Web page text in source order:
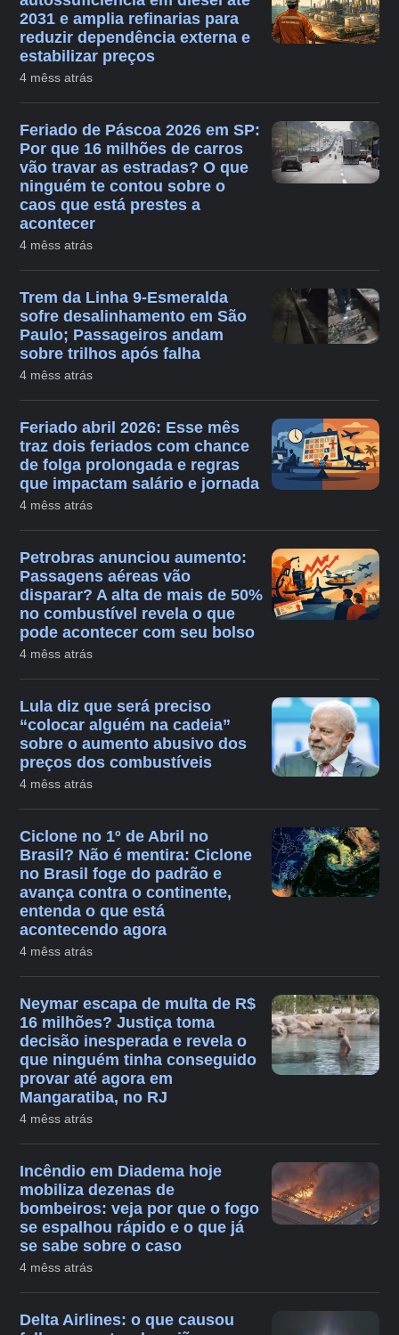
2031 e amplia refinarias para
reduzir dependência externa e
estabilizar preços
4 mêss atrás
Feriado de Páscoa 2026 em SP:
Por que 16 milhões de carros
vão travar as estradas? O que
ninguém te contou sobre o
caos que está prestes a
acontecer
4 mêss atrás
Trem da Linha 9-Esmeralda
sofre desalinhamento em São
Paulo; Passageiros andam
sobre trilhos após falha
4 mêss atrás
Feriado abril 2026: Esse mês
traz dois feriados com chance
de folga prolongada e regras
que impactam salário e jornada
4 mêss atrás
Petrobras anunciou aumento:
Passagens aéreas vão
disparar? A alta de mais de 50%
no combustível revela o que
pode acontecer com seu bolso
4 mêss atrás
Lula diz que será preciso
“colocar alguém na cadeia”
sobre o aumento abusivo dos
preços dos combustíveis
4 mêss atrás
Ciclone no 1º de Abril no
Brasil? Não é mentira: Ciclone
no Brasil foge do padrão e
avança contra o continente,
entenda o que está
acontecendo agora
4 mêss atrás
Neymar escapa de multa de R$
16 milhões? Justiça toma
decisão inesperada e revela o
que ninguém tinha conseguido
provar até agora em
Mangaratiba, no RJ
4 mêss atrás
Incêndio em Diadema hoje
mobiliza dezenas de
bombeiros: veja por que o fogo
se espalhou rápido e o que já
se sabe sobre o caso
4 mêss atrás
Delta Airlines: o que causou